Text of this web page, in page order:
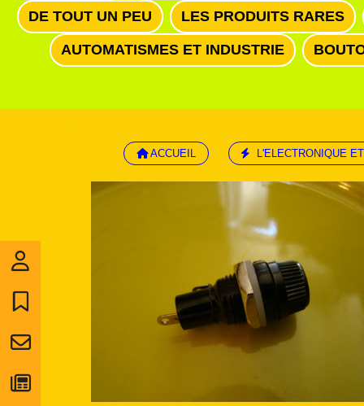
DE TOUT UN PEU LES PRODUITS RARES
AUTOMATISMES ET INDUSTRIE
ACCUEIL L'ELECTRONIQUE